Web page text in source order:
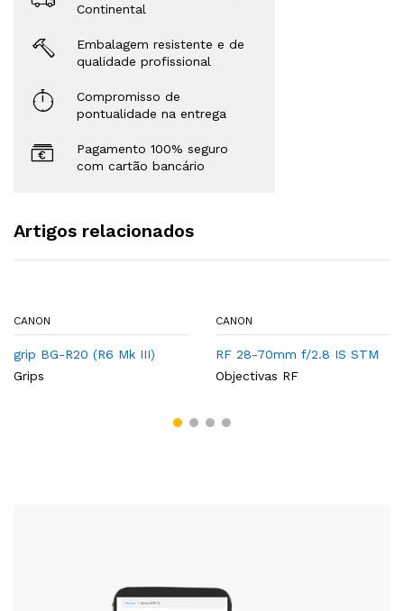
Continental
Embalagem resistente e de
qualidade profissional
Compromisso de
pontualidade na entrega
Pagamento 100% seguro
com cartão bancário
Artigos relacionados
CANON
grip BG-R20 (R6 Mk III)
Grips
CANON
RF 28-70mm f/2.8 IS STM
Objectivas RF